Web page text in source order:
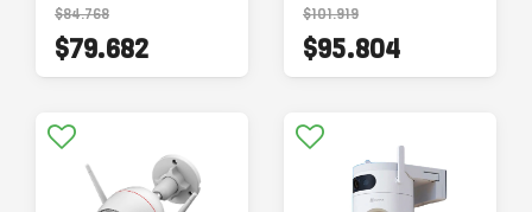
$84.768
$79.682
$101.919
$95.804